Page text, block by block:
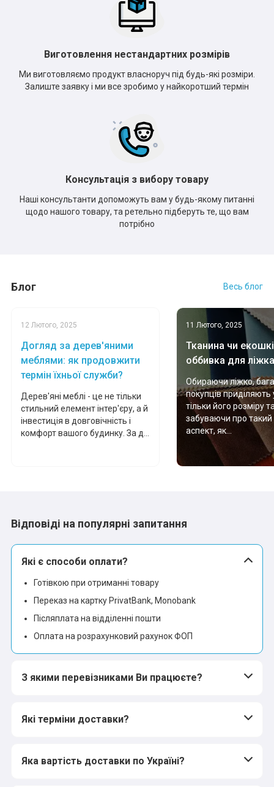
Виготовлення нестандартних розмірів
Ми виготовляємо продукт власноруч під будь-які розміри.
Залиште заявку і ми все зробимо у найкоротший термін
Консультація з вибору товару
Наші консультанти допоможуть вам у будь-якому питанні
щодо нашого товару, та ретельно підберуть те, що вам
потрібно
Блог Весь блог
12 Лютого, 2025
Догляд за дерев'яними
меблями: як продовжити
термін їхньої служби?
Дерев'яні меблі - це не тільки
стильний елемент інтер'єру, а й
інвестиція в довговічність і
комфорт вашого будинку. За д...
11 Лютого, 2025
Тканина чи
оббивка для
Обираючи ліжко,
покупців приділяють
тільки його розміру
забуваючи про
аспект, як...
Відповіді на популярні запитання
Які є способи оплати?
Готівкою при отриманні товару
Переказ на картку PrivatBank, Monobank
Післяплата на відділенні пошти
Оплата на розрахунковий рахунок ФОП
З якими перевізниками Ви працюєте?
Які терміни доставки?
Яка вартість доставки по Україні?